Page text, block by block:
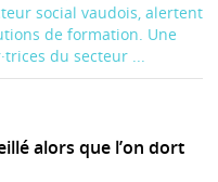
social vaudois, alertent
de formation. Une
du secteur ...
alors que l’on dort